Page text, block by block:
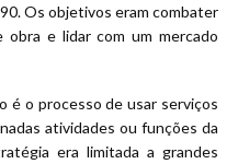
Os objetivos eram combater
e lidar com um mercado
é o processo de usar serviços
atividades ou funções da
era limitada a grandes